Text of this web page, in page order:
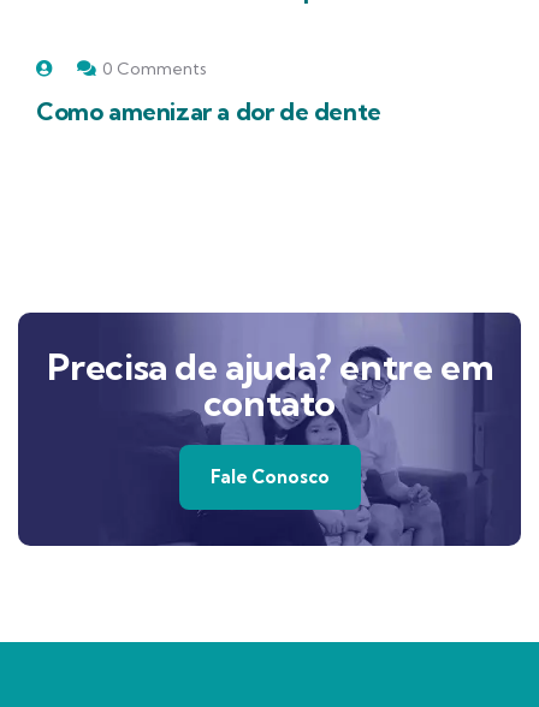
0 Comments
Como amenizar a dor de dente
Precisa de ajuda? entre em
contato
Fale Conosco